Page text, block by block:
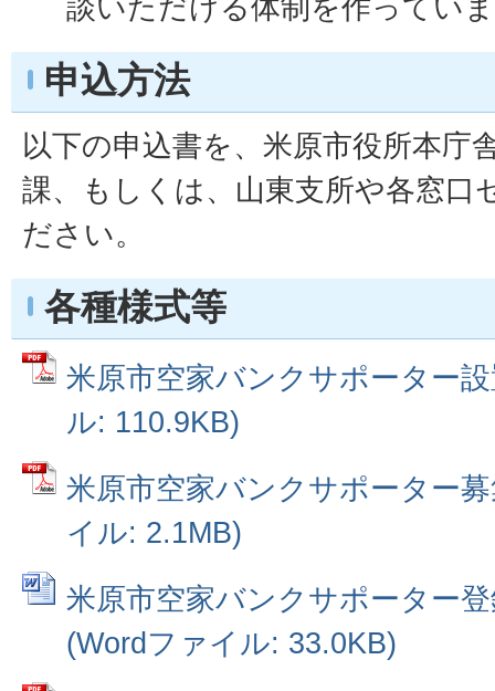
談いただける体制を作ってい
申込方法
以下の申込書を、米原市役所本庁
課、もしくは、山東支所や各窓口
ださい。
各種様式等
米原市空家バンクサポーター
ル: 110.9KB)
米原市空家バンクサポーター
イル: 2.1MB)
米原市空家バンクサポーター
(Wordファイル: 33.0KB)